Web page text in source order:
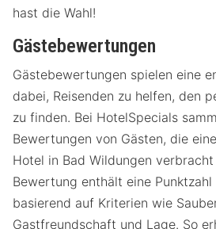
hast die Wahl!
Gästebewertungen
Gästebewertungen spielen eine
dabei, Reisenden zu helfen, den
zu finden. Bei HotelSpecials
Bewertungen von Gästen, die
Hotel in Bad Wildungen
Bewertung enthält eine Punktzahl
basierend auf Kriterien wie
Gastfreundschaft und Lage. So